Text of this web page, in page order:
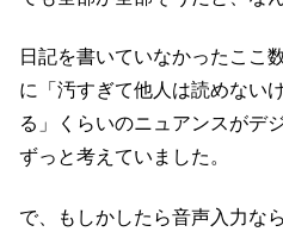
日記を書いていなかったここ
に「汚すぎて他人は読めない
る」くらいのニュアンスがデ
ずっと考えていました。
で、もしかしたら音声入力な